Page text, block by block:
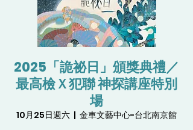
2025「詭祕日」頒獎典禮／
最高檢Ｘ犯聯 神探講座特別
場
10月25日週六
  |
金車文藝中心-台北南京館